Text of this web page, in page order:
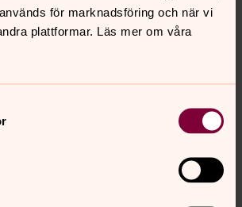
för marknadsföring och när vi
plattformar. Läs mer om våra
för att ordna med dopfest efter
husså får du hjälp.
roll i kyrkan och även i samband
På Svenska kyrkans gemensamma